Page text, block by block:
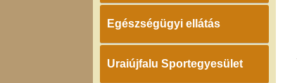
Egészségügyi ellátás
Uraiújfalu Sportegyesület